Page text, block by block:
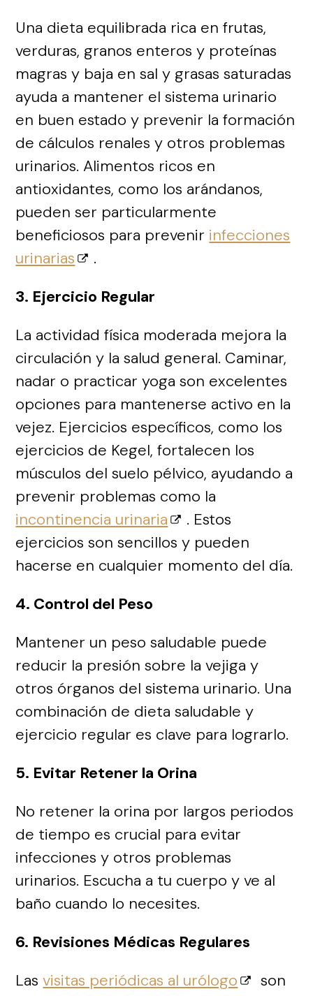
Una dieta equilibrada rica en frutas,
verduras, granos enteros y proteínas
magras y baja en sal y grasas saturadas
ayuda a mantener el sistema urinario
en buen estado y prevenir la formación
de cálculos renales y otros problemas
urinarios. Alimentos ricos en
antioxidantes, como los arándanos,
pueden ser particularmente
beneficiosos para prevenir infecciones
urinarias
.
3. Ejercicio Regular
La actividad física moderada mejora la
circulación y la salud general. Caminar,
nadar o practicar yoga son excelentes
opciones para mantenerse activo en la
vejez. Ejercicios específicos, como los
ejercicios de Kegel, fortalecen los
músculos del suelo pélvico, ayudando a
prevenir problemas como la
incontinencia urinaria
. Estos
ejercicios son sencillos y pueden
hacerse en cualquier momento del día.
4. Control del Peso
Mantener un peso saludable puede
reducir la presión sobre la vejiga y
otros órganos del sistema urinario. Una
combinación de dieta saludable y
ejercicio regular es clave para lograrlo.
5. Evitar Retener la Orina
No retener la orina por largos periodos
de tiempo es crucial para evitar
infecciones y otros problemas
urinarios. Escucha a tu cuerpo y ve al
baño cuando lo necesites.
6. Revisiones Médicas Regulares
Lasvisitas periódicas al urólogo
son